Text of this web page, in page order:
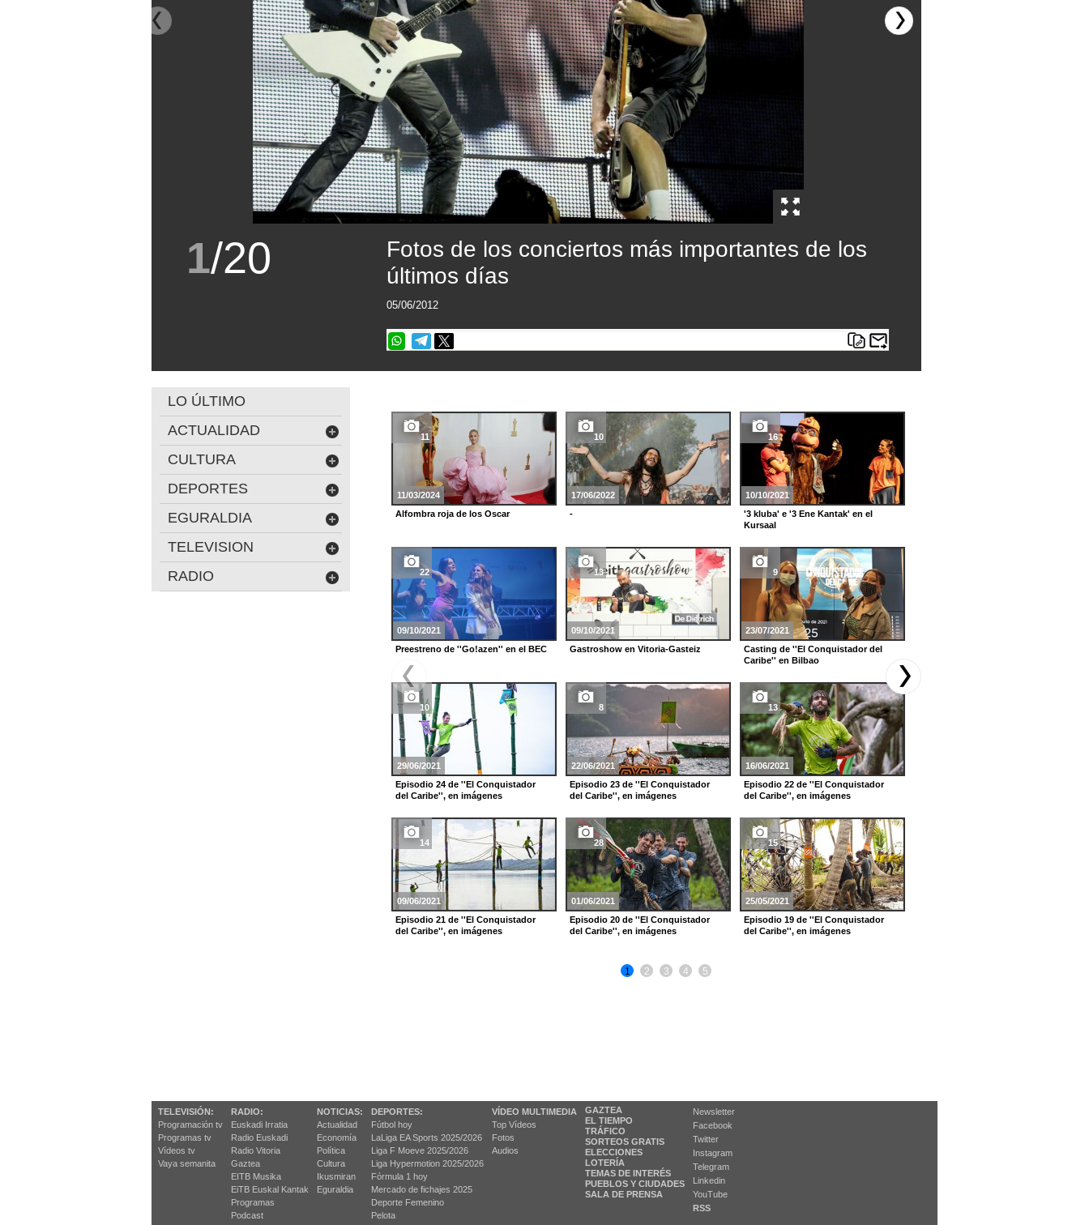
1/20
Fotos de los conciertos más importantes de los
últimos días
05/06/2012
LO ÚLTIMO
ACTUALIDAD
CULTURA
DEPORTES
EGURALDIA
TELEVISION
RADIO
11
11/03/2024
Alfombra roja de los Oscar
10
17/06/2022
-
16
10/10/2021
'3 kluba' e '3 Ene Kantak' en el
Kursaal
22
09/10/2021
Preestreno de ''Go!azen'' en el BEC
13
09/10/2021
Gastroshow en Vitoria-Gasteiz
9
23/07/2021
Casting de ''El Conquistador del
Caribe'' en Bilbao
10
29/06/2021
Episodio 24 de ''El Conquistador
del Caribe'', en imágenes
8
22/06/2021
Episodio 23 de ''El Conquistador
del Caribe'', en imágenes
13
16/06/2021
Episodio 22 de ''El Conquistador
del Caribe'', en imágenes
14
09/06/2021
Episodio 21 de ''El Conquistador
del Caribe'', en imágenes
28
01/06/2021
Episodio 20 de ''El Conquistador
del Caribe'', en imágenes
15
25/05/2021
Episodio 19 de ''El Conquistador
del Caribe'', en imágenes
1 2 3 4 5
TELEVISIÓN:
Programación tv
Programas tv
Vídeos tv
Vaya semanita
RADIO:
Euskadi Irratia
Radio Euskadi
Radio Vitoria
Gaztea
EITB Musika
EiTB Euskal Kantak
Programas
Podcast
NOTICIAS:
Actualidad
Economía
Política
Cultura
Ikusmiran
Eguraldia
DEPORTES:
Fútbol hoy
LaLiga EA Sports 2025/2026
Liga F Moeve 2025/2026
Liga Hypermotion 2025/2026
Fórmula 1 hoy
Mercado de fichajes 2025
Deporte Femenino
Pelota
VÍDEO MULTIMEDIA
Top Vídeos
Fotos
Audios
GAZTEA
EL TIEMPO
TRÁFICO
SORTEOS GRATIS
ELECCIONES
LOTERÍA
TEMAS DE INTERÉS
PUEBLOS Y CIUDADES
SALA DE PRENSA
Newsletter
Facebook
Twitter
Instagram
Telegram
Linkedin
YouTube
RSS